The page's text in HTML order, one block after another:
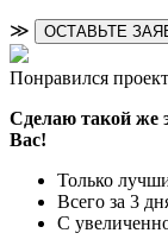
≫ ОСТАВЬТЕ
Понравился
Сделаю такой же
Вас!
Только
Всего за 3
С